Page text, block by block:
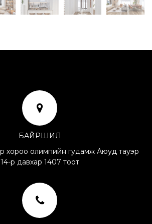
БАЙРШИЛ
1-р хороо олимпийн гудамж Аюуд тауэр
14-р давхар 1407 тоот